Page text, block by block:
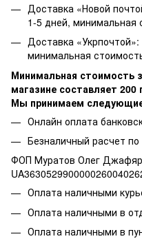
Доставка «Новой
1-5 дней, минимальная
Доставка
минимальная
Минимальная стоимость
магазине составляет 200
Мы принимаем
Онлайн оплата
Безналичный расчет
ФОП Муратов Олег
Оплата наличными
Оплата наличными в
Оплата наличными в